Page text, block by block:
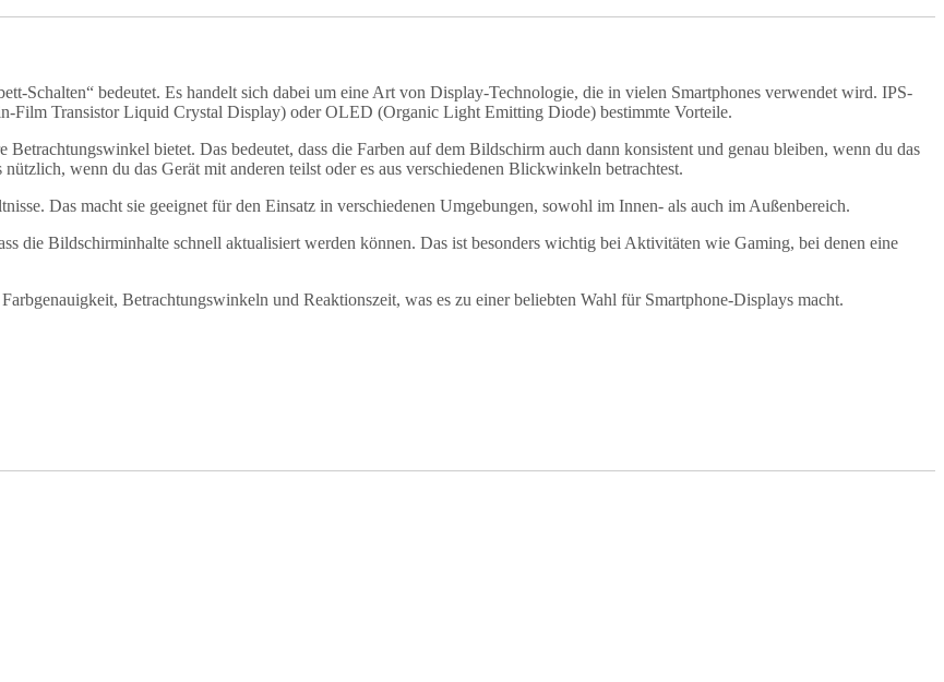
Schalten“ bedeutet. Es handelt sich dabei um eine Art von Display-Technologie, die in vielen Smartphones verwendet wird. IPS-
Film Transistor Liquid Crystal Display) oder OLED (Organic Light Emitting Diode) bestimmte Vorteile.
Betrachtungswinkel bietet. Das bedeutet, dass die Farben auf dem Bildschirm auch dann konsistent und genau bleiben, wenn du das
wenn du das Gerät mit anderen teilst oder es aus verschiedenen Blickwinkeln betrachtest.
Das macht sie geeignet für den Einsatz in verschiedenen Umgebungen, sowohl im Innen- als auch im Außenbereich.
die Bildschirminhalte schnell aktualisiert werden können. Das ist besonders wichtig bei Aktivitäten wie Gaming, bei denen eine
Betrachtungswinkeln und Reaktionszeit, was es zu einer beliebten Wahl für Smartphone-Displays macht.